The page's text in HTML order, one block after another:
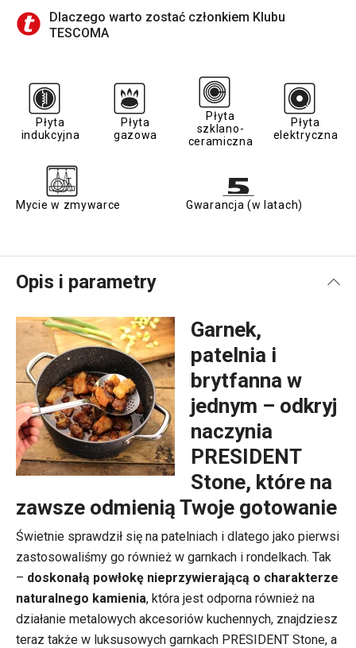
Dlaczego warto zostać członkiem Klubu
TESCOMA
Płyta
indukcyjna
Płyta
gazowa
Płyta
szklano-
ceramiczna
Płyta
elektryczna
Mycie w zmywarce Gwarancja (w latach)
Opis i parametry
Garnek,
patelnia i
brytfanna w
jednym – odkryj
naczynia
PRESIDENT
Stone, które na
zawsze odmienią Twoje gotowanie
Świetnie sprawdził się na patelniach i dlatego jako pierwsi
zastosowaliśmy go również w garnkach i rondelkach. Tak
– doskonałą powłokę nieprzywierającą o charakterze
naturalnego kamienia, która jest odporna również na
działanie metalowych akcesoriów kuchennych, znajdziesz
teraz także w luksusowych garnkach PRESIDENT Stone, a